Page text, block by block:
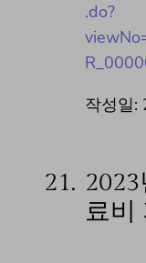
.do?
작성일
21.
료비